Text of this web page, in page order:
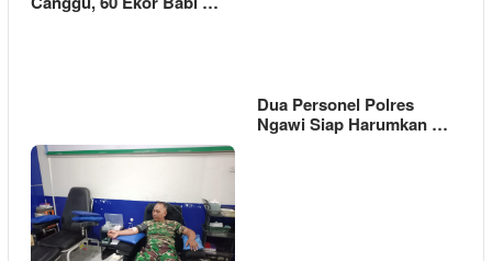
Dua Personel Polres
Ngawi Siap Harumkan …